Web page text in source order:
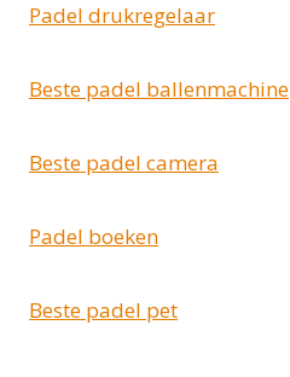
Padel drukregelaar
Beste padel ballenmachine
Beste padel camera
Padel boeken
Beste padel pet